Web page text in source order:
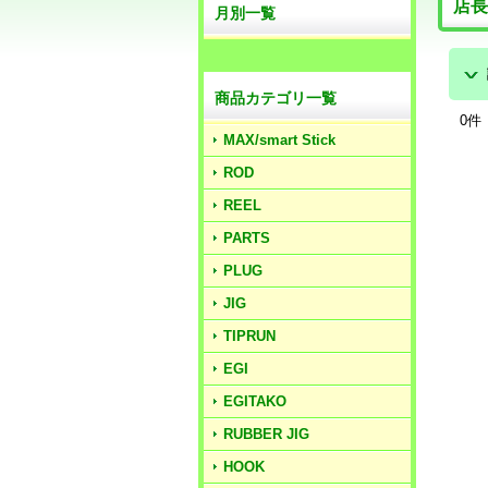
月別一覧
商品カテゴリ一覧
MAX/smart Stick
ROD
REEL
PARTS
PLUG
JIG
TIPRUN
EGI
EGITAKO
RUBBER JIG
HOOK
店
0件